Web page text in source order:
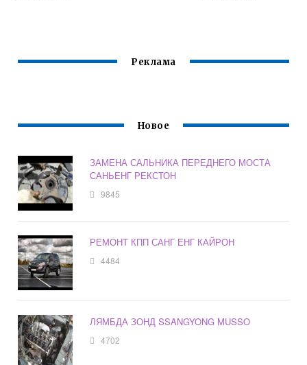
Реклама
Новое
ЗАМЕНА САЛЬНИКА ПЕРЕДНЕГО МОСТА
САНЬЕНГ РЕКСТОН
9845
РЕМОНТ КПП САНГ ЕНГ КАЙРОН
4484
ЛЯМБДА ЗОНД SSANGYONG MUSSO
4702